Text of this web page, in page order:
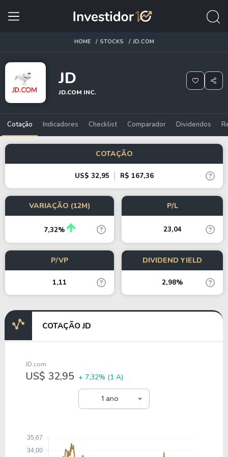
HOME STOCKS JD.COM
JD
JD.COM INC.
Cotação Indicadores Checklist Comparador Dividendos
COTAÇÃO
US$ 32,95 R$ 167,36
VARIAÇÃO (12M)
7,32%
P/L
23,04
P/VP
1,11
DIVIDEND YIELD
2,98%
COTAÇÃO JD
1 ano
JD.com
US$ 32,95 + 7,32% (1 A)